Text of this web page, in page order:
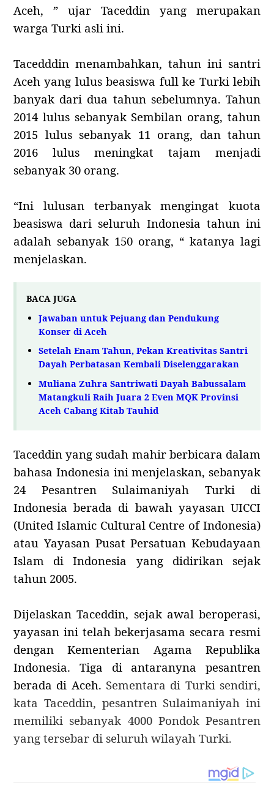
Aceh, ” ujar Taceddin yang merupakan
warga Turki asli ini.
Tacedddin menambahkan, tahun ini santri
Aceh yang lulus beasiswa full ke Turki lebih
banyak dari dua tahun sebelumnya. Tahun
2014 lulus sebanyak Sembilan orang, tahun
2015 lulus sebanyak 11 orang, dan tahun
2016 lulus meningkat tajam menjadi
sebanyak 30 orang.
“Ini lulusan terbanyak mengingat kuota
beasiswa dari seluruh Indonesia tahun ini
adalah sebanyak 150 orang, “ katanya lagi
menjelaskan.
BACA JUGA
Jawaban untuk Pejuang dan Pendukung
Konser di Aceh
Setelah Enam Tahun, Pekan Kreativitas Santri
Dayah Perbatasan Kembali Diselenggarakan
Muliana Zuhra Santriwati Dayah Babussalam
Matangkuli Raih Juara 2 Even MQK Provinsi
Aceh Cabang Kitab Tauhid
Taceddin yang sudah mahir berbicara dalam
bahasa Indonesia ini menjelaskan, sebanyak
24 Pesantren Sulaimaniyah Turki di
Indonesia berada di bawah yayasan UICCI
(United Islamic Cultural Centre of Indonesia)
atau Yayasan Pusat Persatuan Kebudayaan
Islam di Indonesia yang didirikan sejak
tahun 2005.
Dijelaskan Taceddin, sejak awal beroperasi,
yayasan ini telah bekerjasama secara resmi
dengan Kementerian Agama Republika
Indonesia. Tiga di antaranyna pesantren
berada di Aceh. Sementara di Turki sendiri,
kata Taceddin, pesantren Sulaimaniyah ini
memiliki sebanyak 4000 Pondok Pesantren
yang tersebar di seluruh wilayah Turki.